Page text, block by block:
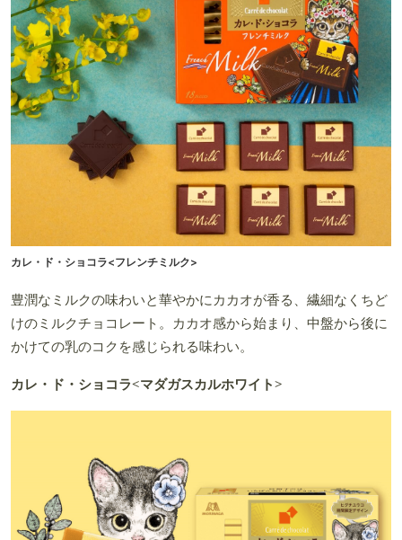
カレ・ド・ショコラ<フレンチミルク>
豊潤なミルクの味わいと華やかにカカオが香る、繊細なくちど
けのミルクチョコレート。カカオ感から始まり、中盤から後に
かけての乳のコクを感じられる味わい。
カレ・ド・ショコラ<マダガスカルホワイト>